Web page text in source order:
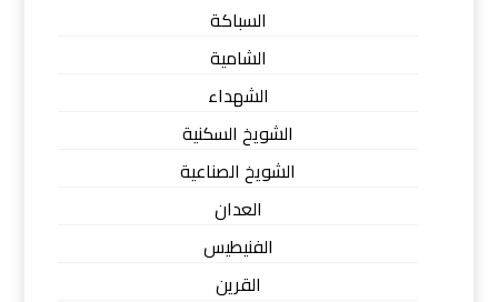
السباكة
الشامية
الشهداء
الشويخ السكنية
الشويخ الصناعية
العدان
الفنيطيس
القرين